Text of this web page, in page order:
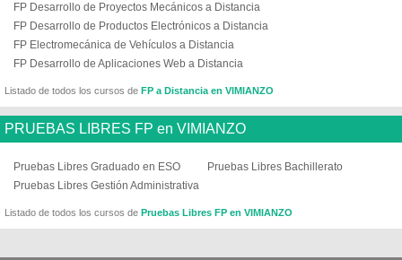
FP Desarrollo de Proyectos Mecánicos a Distancia
FP Desarrollo de Productos Electrónicos a Distancia
FP Electromecánica de Vehículos a Distancia
FP Desarrollo de Aplicaciones Web a Distancia
Listado de todos los cursos de FP a Distancia en VIMIANZO
PRUEBAS LIBRES FP en VIMIANZO
Pruebas Libres Graduado en ESO
Pruebas Libres Bachillerato
Pruebas Libres Gestión Administrativa
Listado de todos los cursos de Pruebas Libres FP en VIMIANZO